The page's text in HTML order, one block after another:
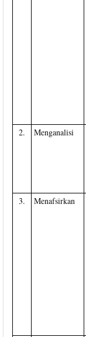
2.
Menganalisi
3.
Menafsirkan